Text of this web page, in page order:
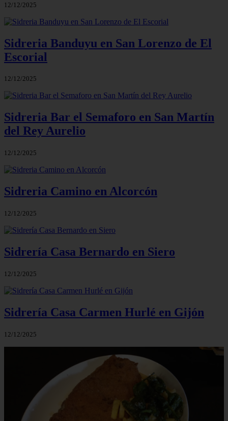
12/12/2025
Sidreria Banduyu en San Lorenzo de El
Escorial
12/12/2025
Sidreria Bar el Semaforo en San Martín
del Rey Aurelio
12/12/2025
Sidreria Camino en Alcorcón
12/12/2025
Sidrería Casa Bernardo en Siero
12/12/2025
Sidrería Casa Carmen Hurlé en Gijón
12/12/2025